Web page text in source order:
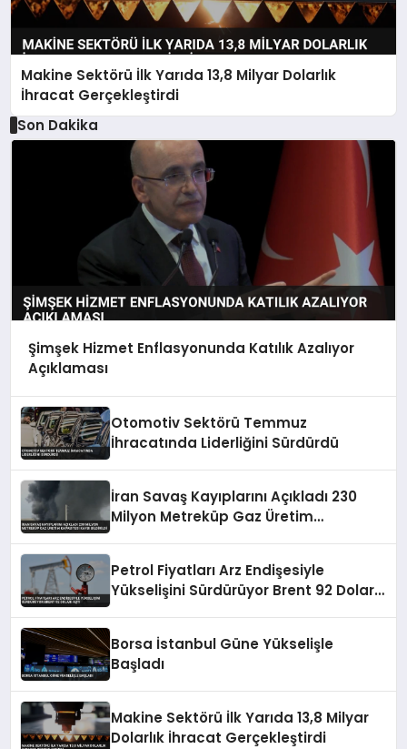
Makine Sektörü İlk Yarıda 13,8 Milyar Dolarlık
İhracat Gerçekleştirdi
Son Dakika
Şimşek Hizmet Enflasyonunda Katılık Azalıyor
Açıklaması
Otomotiv Sektörü Temmuz
İhracatında Liderliğini Sürdürdü
İran Savaş Kayıplarını Açıkladı 230
Milyon Metreküp Gaz Üretim
Petrol Fiyatları Arz Endişesiyle
Yükselişini Sürdürüyor Brent 92 Doları
Borsa İstanbul Güne Yükselişle
Başladı
Makine Sektörü İlk Yarıda 13,8 Milyar
Dolarlık İhracat Gerçekleştirdi